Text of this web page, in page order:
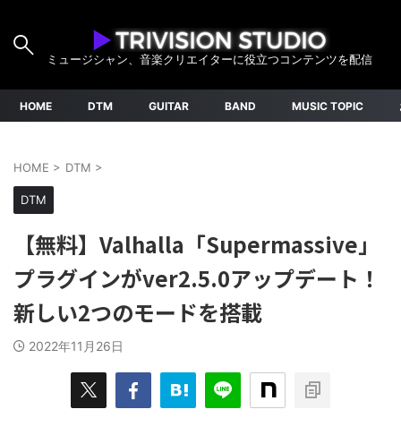
ミュージシャン、音楽クリエイターに役立つコンテンツを配信
HOME DTM GUITAR BAND MUSIC TOPIC
HOME > DTM >
DTM
【無料】Valhalla「Supermassive」
プラグインがver2.5.0アップデート！
新しい2つのモードを搭載
2022年11月26日